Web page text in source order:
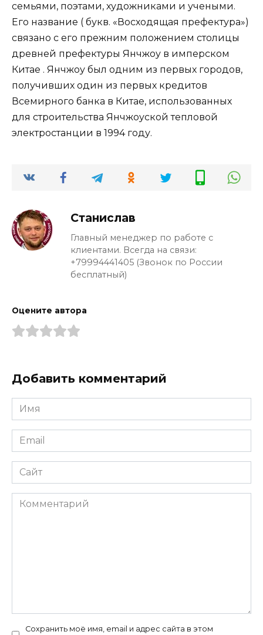
семьями, поэтами, художниками и учеными.
Его название ( букв. «Восходящая префектура»)
связано с его прежним положением столицы
древней префектуры Янчжоу в имперском
Китае . Янчжоу был одним из первых городов,
получивших один из первых кредитов
Всемирного банка в Китае, использованных
для строительства Янчжоуской тепловой
электростанции в 1994 году.
Станислав
Главный менеджер по работе с
клиентами. Всегда на связи:
+79994441405 (Звонок по России
бесплатный)
Оцените автора
Добавить комментарий
Имя
*
Email
*
Сайт
Комментарий
Сохранить моё имя, email и адрес сайта в этом